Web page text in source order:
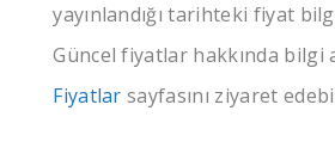
yayınlandığı tarihteki fiyat
Güncel fiyatlar hakkında bilgi
Fiyatlar sayfasını ziyaret